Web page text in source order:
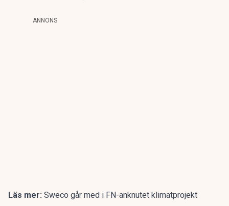
ANNONS
Läs mer: Sweco går med i FN-anknutet klimatprojekt